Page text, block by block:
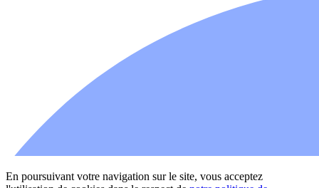
En poursuivant votre navigation sur le site, vous acceptez